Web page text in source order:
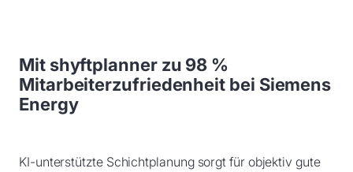
Mit shyftplanner zu 98 %
Mitarbeiterzufriedenheit bei Siemens
Energy
KI-unterstützte Schichtplanung sorgt für objektiv gute